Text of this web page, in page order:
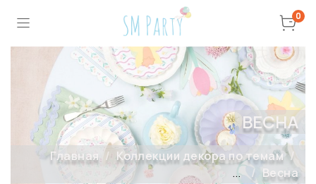
0
ВЕСНА
Главная
Коллекции декора по темам
...
Весна